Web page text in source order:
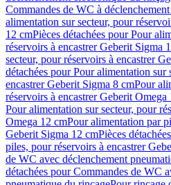
Commandes de WC à
alimentation sur secteur, pour
12 cmPièces détachées pour Pour
réservoirs à encastrer Geberit Sigma
secteur, pour réservoirs à encastrer
détachées pour Pour alimentation sur
encastrer Geberit Sigma 8 cmPour
réservoirs à encastrer Geberit Omega
Pour alimentation sur secteur, pour
Omega 12 cmPour alimentation par
Geberit Sigma 12 cmPièces
piles, pour réservoirs à encastrer
de WC avec déclenchement
détachées pour Commandes de WC